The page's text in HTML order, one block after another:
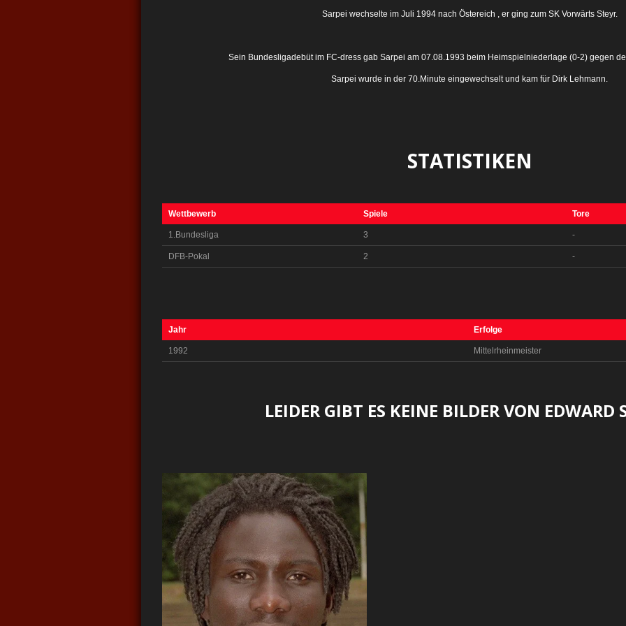
Sarpei wechselte im Juli 1994 nach Östereich , er ging zum SK Vorwärts Steyr.
Sein Bundesligadebüt im FC-dress gab Sarpei am 07.08.1993 beim Heimspielniederlage (0-2) gegen
Sarpei wurde in der 70.Minute eingewechselt und kam für Dirk Lehmann.
STATISTIKEN
Wettbewerb Spiele Tore
1.Bundesliga 3 -
DFB-Pokal 2 -
Jahr Erfolge
1992 Mittelrheinmeister
LEIDER GIBT ES KEINE BILDER VON EDWARD